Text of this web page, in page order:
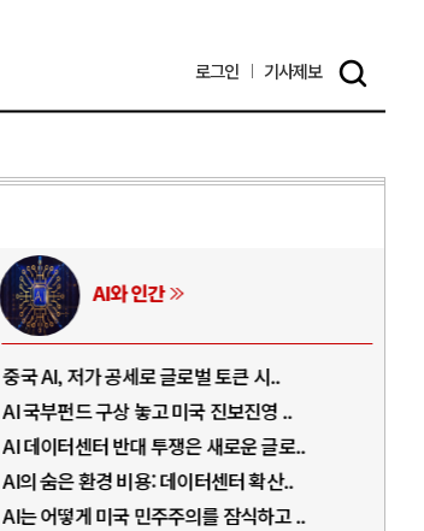
로그인 기사제보
러시아-우크라이나 전쟁
전쟁의 추상화: 우크라이나, 대리전의 역..
EU·우크라이나 드론 협력 직후, 러시아..
나토, 우크라 군사지원 2027년까지 공..
우크라이나, 덴마크, 에스토니아, 네덜란..
러·우크라, 대규모 공습 주고받아…민간 ..